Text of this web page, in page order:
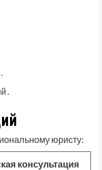
юристу:
консультация